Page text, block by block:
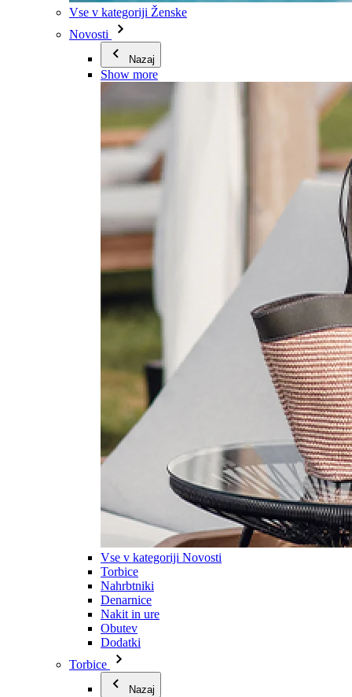
Vse v kategoriji Ženske
Novosti
Nazaj
Show more
Vse v kategoriji Novosti
Torbice
Nahrbtniki
Denarnice
Nakit in ure
Obutev
Dodatki
Torbice
Nazaj